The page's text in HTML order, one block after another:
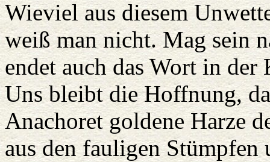
Wieviel aus diesem
weiß man nicht. Mag sein
endet auch das Wort in der
Uns bleibt die Hoffnung,
Anachoret goldene Harze
aus den fauligen Stümpfen